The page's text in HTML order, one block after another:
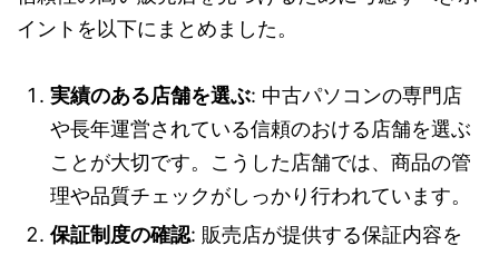
イントを以下にまとめました。
実績のある店舗を選ぶ: 中古パソコンの専門店
や長年運営されている信頼のおける店舗を選ぶ
ことが大切です。こうした店舗では、商品の管
理や品質チェックがしっかり行われています。
保証制度の確認: 販売店が提供する保証内容を